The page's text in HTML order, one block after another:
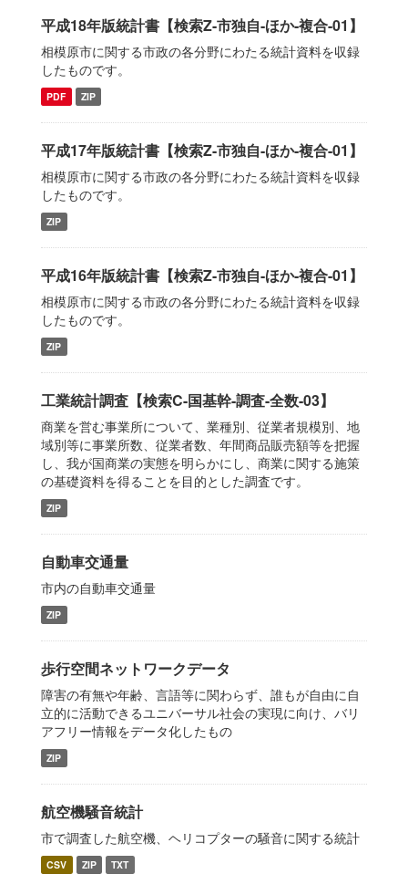
平成18年版統計書【検索Z-市独自-ほか-複合-01】
相模原市に関する市政の各分野にわたる統計資料を収録
したものです。
PDF ZIP
平成17年版統計書【検索Z-市独自-ほか-複合-01】
相模原市に関する市政の各分野にわたる統計資料を収録
したものです。
ZIP
平成16年版統計書【検索Z-市独自-ほか-複合-01】
相模原市に関する市政の各分野にわたる統計資料を収録
したものです。
ZIP
工業統計調査【検索C-国基幹-調査-全数-03】
商業を営む事業所について、業種別、従業者規模別、地
域別等に事業所数、従業者数、年間商品販売額等を把握
し、我が国商業の実態を明らかにし、商業に関する施策
の基礎資料を得ることを目的とした調査です。
ZIP
自動車交通量
市内の自動車交通量
ZIP
歩行空間ネットワークデータ
障害の有無や年齢、言語等に関わらず、誰もが自由に自
立的に活動できるユニバーサル社会の実現に向け、バリ
アフリー情報をデータ化したもの
ZIP
航空機騒音統計
市で調査した航空機、ヘリコプターの騒音に関する統計
CSV ZIP TXT